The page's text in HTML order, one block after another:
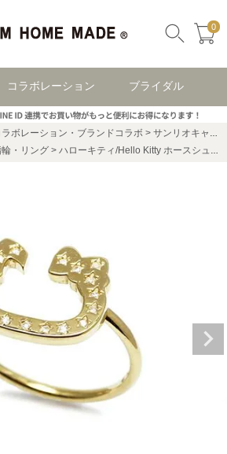
0
コラボレーション ブライダル
ラボレーション・ブランドコラボ
サンリオキャラクターズ
輪・リング ハローキティ/Hello Kitty ホースシューリング -K10イエローゴールド / 指輪